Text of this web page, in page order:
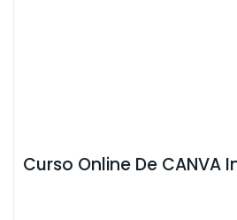
Curso Online De CANVA